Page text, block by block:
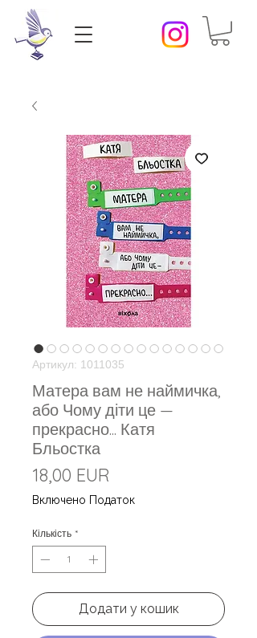
Артикул: 1011035
Матера вам не наймичка,
або Чому діти це —
прекрасно... Катя
Бльостка
18,00 EUR
Включено Податок
Кількість *
Додати у кошик